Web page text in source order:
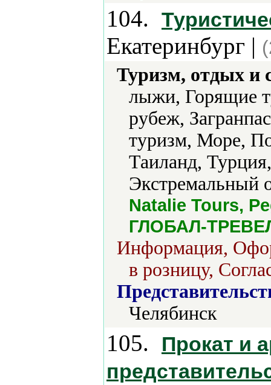
104.
Екатеринбург |
Туризм, отдых и
лыжи, Горящие
рубеж,
туризм, Море,
Таиланд,
Экстремальный
Natalie Tours,
ГЛОБАЛ-
Информация,
в розницу,
Челябинск
105.
Прокат и